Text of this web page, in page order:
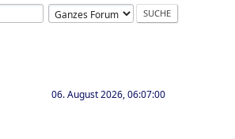
06. August 2026, 06:07:00